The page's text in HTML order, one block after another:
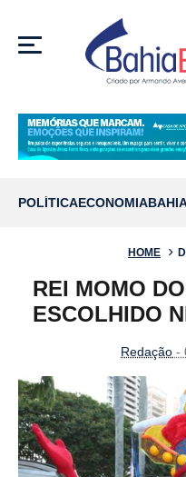
MENU
POLÍTICAECONOMIA
HOME
REI MOMO
ESCOLHIDO
Redação -